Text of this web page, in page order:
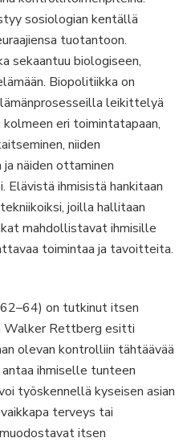
sosiologian kentällä
tuotantoon.
sekaantuu biologiseen,
Biopolitiikka on
leikittelyä
eri toimintatapaan,
niiden
näiden ottaminen
ihmisistä hankitaan
joilla hallitaan
mahdollistavat ihmisille
toimintaa ja tavoitteita.
on tutkinut itsen
Walker Rettberg esitti
olevan kontrolliin tähtäävää
ihmiselle tunteen
työskennellä kyseisen asian
terveys tai
itsen